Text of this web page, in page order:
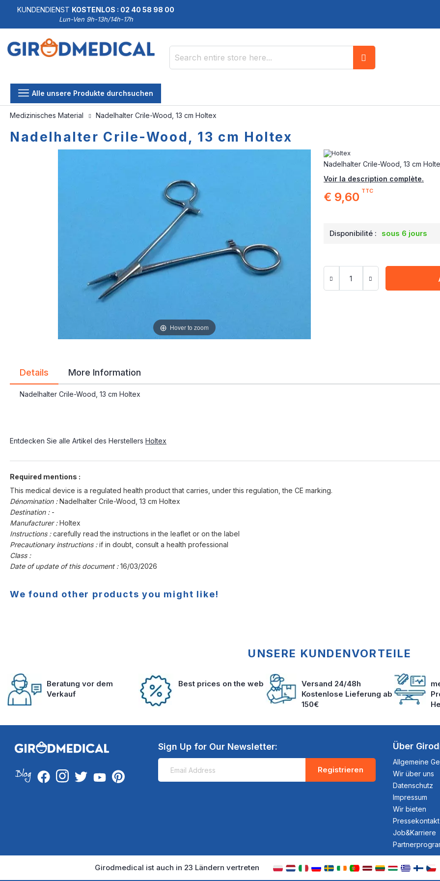
KUNDENDIENST KOSTENLOS : 02 40 58 98 00
Lun-Ven 9h-13h/14h-17h
Alle unsere Produkte durchsuchen
Medizinisches Material Nadelhalter Crile-Wood, 13 cm Holtex
Nadelhalter Crile-Wood, 13 cm Holtex
Nadelhalter Crile-Wood, 13 cm
Voir la description complète.
€ 9,60 TTC
Disponibilité : sous 6 jours
Hover to zoom
Details
Nadelhalter Crile-Wood, 13 cm Holtex
More Information
Entdecken Sie alle Artikel des Herstellers Holtex
Required mentions :
This medical device is a regulated health product that carries, under this regulation, the CE marking.
Dénomination :Nadelhalter Crile-Wood, 13 cm Holtex
Destination : -
Manufacturer :Holtex
Instructions :carefully read the instructions in the leaflet or on the label
Precautionary instructions :if in doubt, consult a health professional
Class :
Date of update of this document :16/03/2026
We found other products you might like!
UNSERE KUNDENVORTEILE
Beratung vor dem
Verkauf
Best prices on the web
Versand 24/48h
Kostenlose Lieferung ab
150€
Sign Up for Our Newsletter:
Registrieren
Über
Allgemeine
Wir über uns
Datenschutz
Impressum
Wir bieten
Pressekontakt
Job&Karriere
Girodmedical ist auch in 23 Ländern vertreten